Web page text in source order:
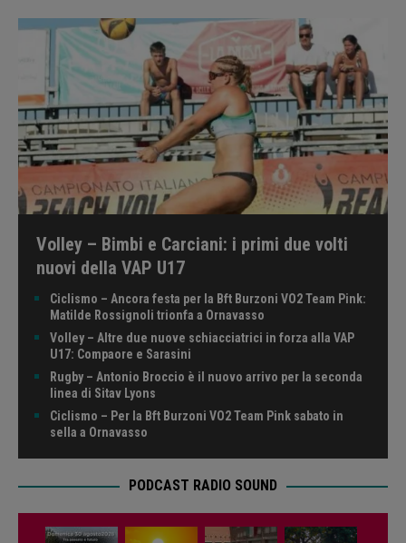
Volley – Bimbi e Carciani: i primi due volti
nuovi della VAP U17
Ciclismo – Ancora festa per la Bft Burzoni VO2 Team Pink:
Matilde Rossignoli trionfa a Ornavasso
Volley – Altre due nuove schiacciatrici in forza alla VAP
U17: Compaore e Sarasini
Rugby – Antonio Broccio è il nuovo arrivo per la seconda
linea di Sitav Lyons
Ciclismo – Per la Bft Burzoni VO2 Team Pink sabato in
sella a Ornavasso
PODCAST RADIO SOUND